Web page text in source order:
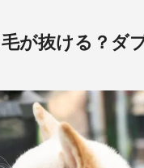
が抜ける？ダ